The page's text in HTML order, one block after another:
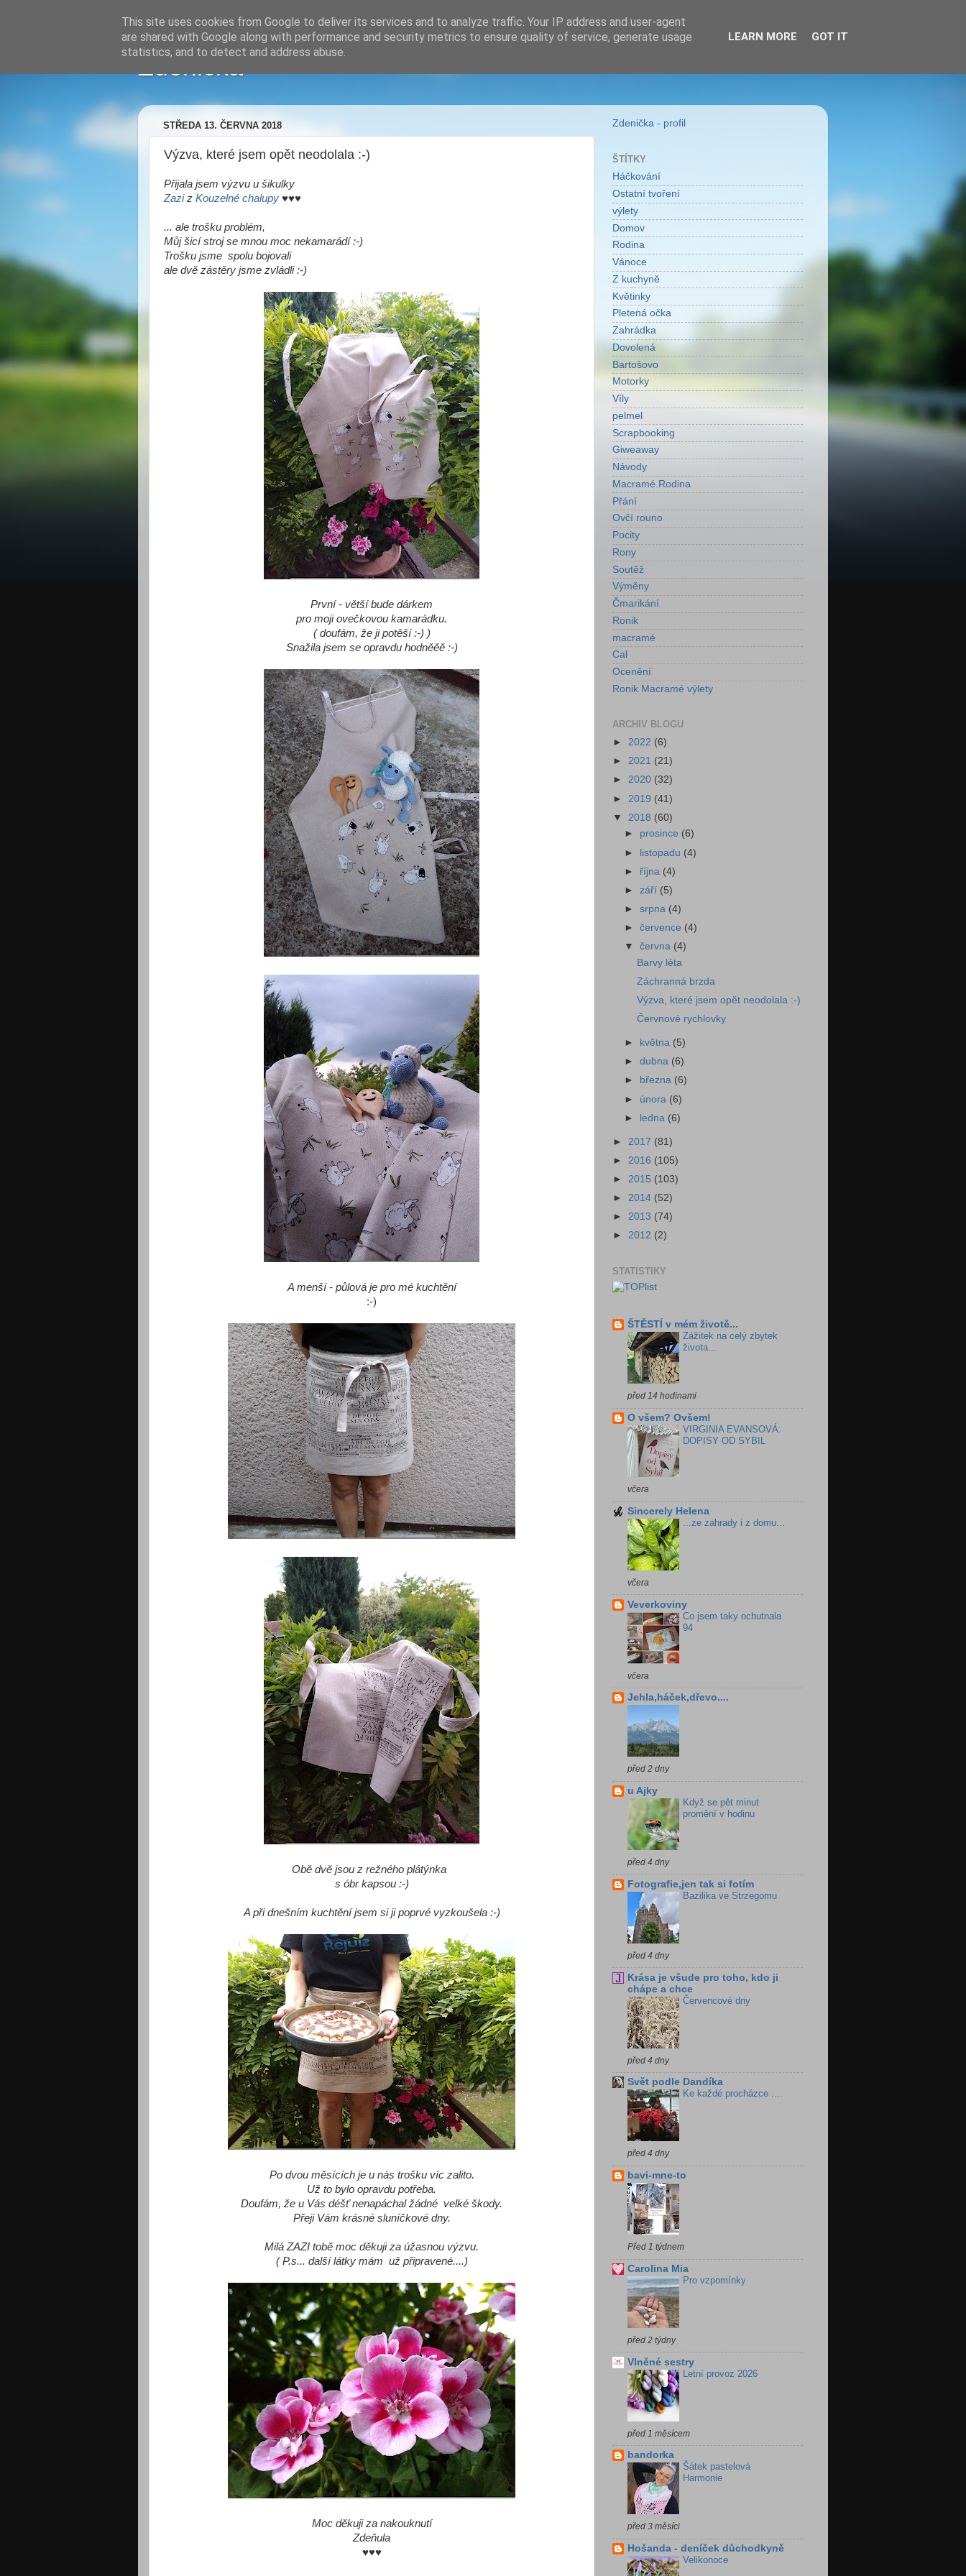
Zdenička
STŘEDA 13. ČERVNA 2018
Výzva, které jsem opět neodolala :-)
Přijala jsem výzvu u šikulky
Zaziz Kouzelné chalupy ♥♥♥
... ale trošku problém,
Můj šicí stroj se mnou moc nekamarádí :-)
Trošku jsme spolu bojovali
ale dvě zástěry jsme zvládli :-)
První - větší bude dárkem
pro moji ovečkovou kamarádku.
( doufám, že ji potěší :-) )
Snažila jsem se opravdu hodněěě :-)
A menší - půlová je pro mé kuchtění
:-)
Obě dvě jsou z režného plátýnka
s óbr kapsou :-)
A při dnešním kuchtění jsem si ji poprvé vyzkoušela :-)
Po dvou měsících je u nás trošku víc zalito.
Už to bylo opravdu potřeba.
Doufám, že u Vás déšť nenapáchal žádné velké škody.
Přeji Vám krásné sluníčkové dny.
Milá ZAZI tobě moc děkuji za úžasnou výzvu.
( P.s... další látky mám už připravené....)
Moc děkuji za nakouknutí
Zdeňula
♥♥♥
Zdenička - profil
ŠTÍTKY
Háčkování
Ostatní tvoření
výlety
Domov
Rodina
Vánoce
Z kuchyně
Květinky
Pletená očka
Zahrádka
Dovolená
Bartošovo
Motorky
Víly
pelmel
Scrapbooking
Giweaway
Návody
Macramé.Rodina
Přání
Ovčí rouno
Pocity
Rony
Soutěž
Výměny
Čmarikání
Ronik
macramé
Cal
Ocenění
Ronik Macramé výlety
ARCHIV BLOGU
► 2022 (6)
► 2021 (21)
► 2020 (32)
► 2019 (41)
▼ 2018 (60)
► prosince (6)
► listopadu (4)
►října (4)
►září (5)
►srpna (4)
►července (4)
▼června (4)
Barvy léta
Záchranná brzda
Výzva, které jsem opět neodolala :-)
Červnové rychlovky
► května (5)
►dubna (6)
►
března (6)
► února (6)
► ledna (6)
► 2017 (81)
► 2016 (105)
► 2015 (103)
► 2014 (52)
► 2013 (74)
► 2012 (2)
STATISTIKY
ŠTĚSTÍ v mém životě...
Zážitek na celý zbytek
života...
před 14 hodinami
O všem? Ovšem!
VIRGINIA EVANSOVÁ:
DOPISY OD SYBIL
včera
Sincerely Helena
...ze zahrady i z domu...
včera
Veverkoviny
Co jsem taky ochutnala
94
včera
Jehla,háček,dřevo....
před 2 dny
u Ajky
Když se pět minut
promění v hodinu
před 4 dny
Fotografie,jen tak si fotím
Bazilika ve Strzegomu
před 4 dny
Krása je všude pro toho, kdo ji
chápe a chce
Červencové dny
před 4 dny
Svět podle Dandíka
Ke každé procházce ....
před 4 dny
bavi-mne-to
Před 1 týdnem
Carolina Mia
Pro vzpomínky
před 2 týdny
Vlněné sestry
Letní provoz 2026
před 1 měsícem
bandorka
Šátek pastelová
Harmonie
před 3 měsíci
Hošanda - deníček důchodkyně
Velikonoce
This site uses cookies from Google to deliver its services and to analyze traffic. Your IP address and user-agent
are shared with Google along with performance and security metrics to ensure quality of service, generate usage
statistics, and to detect and address abuse.
LEARN MORE GOT IT